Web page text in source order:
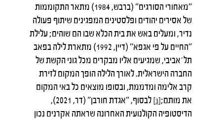
"מאחורי הסורגים" (ברבש, 1984) מתאר התקוממות
של אסירים יהודים ופלסטינים המפגינים שיתוף פעולה
נדיר, ומעלים באש את בית הכלא שבו הם שוהים; עלילת
"החיים על פי אגפא" (דיין, 1992) מתארת לילה בפאב
תל־אביבי, שמגיעים אליו מבקרים מכל גוני הקשת של
החברה הישראלית. לאורך הלילה הופך המקום לזירת
קרב אלימה ומדממת, ובסופו מוצאים כל באי המקום
את מותם;[3]
לבסוף, "אגדת חורבן" (דר, 2021),
הדיסטופיה הקולנועית האחרונה שראתה אקרנים נכון